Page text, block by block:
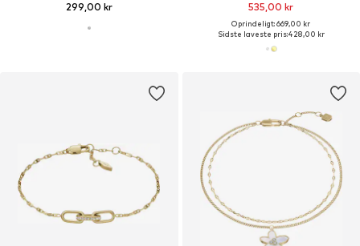
299,00 kr 535,00 kr
Oprindeligt: 669,00 kr
Sidste laveste pris:428,00 kr